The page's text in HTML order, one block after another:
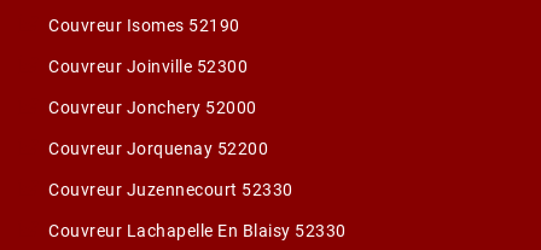
Couvreur Isomes 52190
Couvreur Joinville 52300
Couvreur Jonchery 52000
Couvreur Jorquenay 52200
Couvreur Juzennecourt 52330
Couvreur Lachapelle En Blaisy 52330